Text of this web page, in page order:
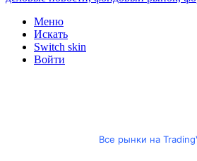
Меню
Искать
Switch skin
Войти
Все рынки на